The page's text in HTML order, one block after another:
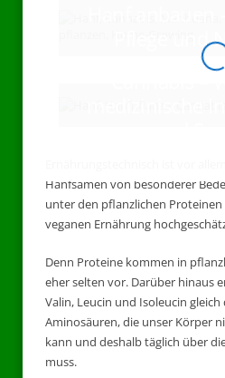
Pflege und
Cannabis –
Hanfsamen von besonderer
unter den pflanzlichen
veganen Ernährung
Denn Proteine kommen in
eher selten vor. Darüber hinaus
Valin, Leucin und Isoleucin gleich
Aminosäuren, die unser Körper
kann und deshalb täglich über
muss.